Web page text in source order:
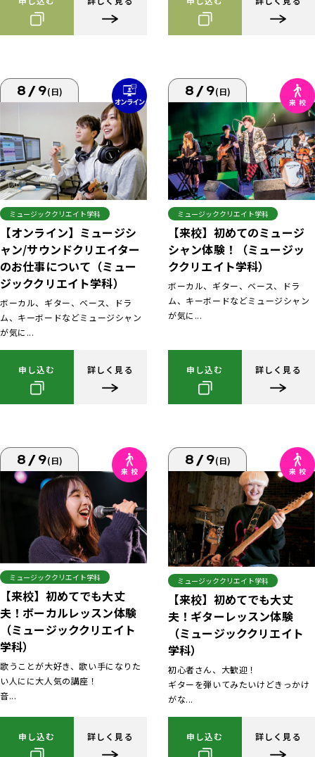
8/9(日)
ミュージッククリエイト学科
【オンライン】ミュージシ
ャン/サウンドクリエイター
のお仕事について（ミュー
ジッククリエイト学科）
ボーカル、ギター、ベース、ドラ
ム、キーボードなどミュージシャン
が気に...
申し込む 詳しく見る
8/9(日)
ミュージッククリエイト学科
【来校】初めてのミュージ
シャン体験！（ミュージッ
ククリエイト学科）
ボーカル、ギター、ベース、ドラ
ム、キーボードなどミュージシャン
が気に...
申し込む 詳しく見る
8/9(日)
ミュージッククリエイト学科
【来校】初めてでも大丈
夫！ボーカルレッスン体験
（ミュージッククリエイト
学科）
歌うことが大好き、歌い手になりた
い人にに大人気の講座！
音...
申し込む 詳しく見る
8/9(日)
ミュージッククリエイト学科
【来校】初めてでも大丈
夫！ギターレッスン体験
（ミュージッククリエイト
学科）
初心者さん、大歓迎！
ギターを弾いてみたいけどきっかけ
がな...
申し込む 詳しく見る